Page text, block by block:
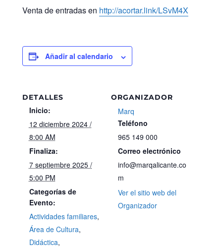
Venta de entradas en http://acortar.link/LSvM4X
Añadir al calendario
DETALLES
Inicio:
12 diciembre 2024 /
8:00 AM
Finaliza:
7 septiembre 2025 /
5:00 PM
Categorías de
Evento:
Actividades familiares,
Área de Cultura,
Didáctica,
ORGANIZADOR
Marq
Teléfono
965 149 000
Correo electrónico
info@marqalicante.co
m
Ver el sitio web del
Organizador